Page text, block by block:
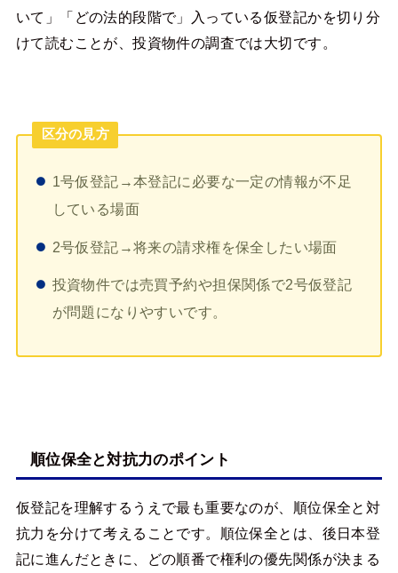
いて」「どの法的段階で」入っている仮登記かを切り分
けて読むことが、投資物件の調査では大切です。
区分の見方
1号仮登記→本登記に必要な一定の情報が不足
している場面
2号仮登記→将来の請求権を保全したい場面
投資物件では売買予約や担保関係で2号仮登記
が問題になりやすいです。
順位保全と対抗力のポイント
仮登記を理解するうえで最も重要なのが、順位保全と対
抗力を分けて考えることです。順位保全とは、後日本登
記に進んだときに、どの順番で権利の優先関係が決まる